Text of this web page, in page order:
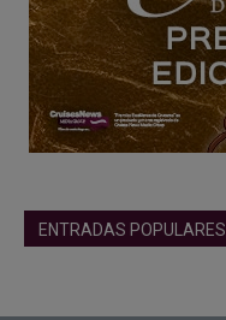
ENTRADAS POPULARES